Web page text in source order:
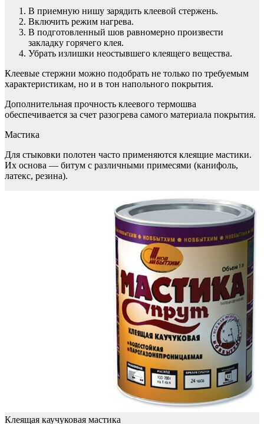
В приемную нишу зарядить клеевой стержень.
Включить режим нагрева.
В подготовленный шов равномерно произвести
закладку горячего клея.
Убрать излишки неостывшего клеящего вещества.
Клеевые стержни можно подобрать не только по требуемым
характеристикам, но и в тон напольного покрытия.
Дополнительная прочность клеевого термошва
обеспечивается за счет разогрева самого материала покрытия.
Мастика
Для стыковки полотен часто применяются клеящие мастики.
Их основа — битум с различными примесями (канифоль,
латекс, резина).
Клеящая каучуковая мастика